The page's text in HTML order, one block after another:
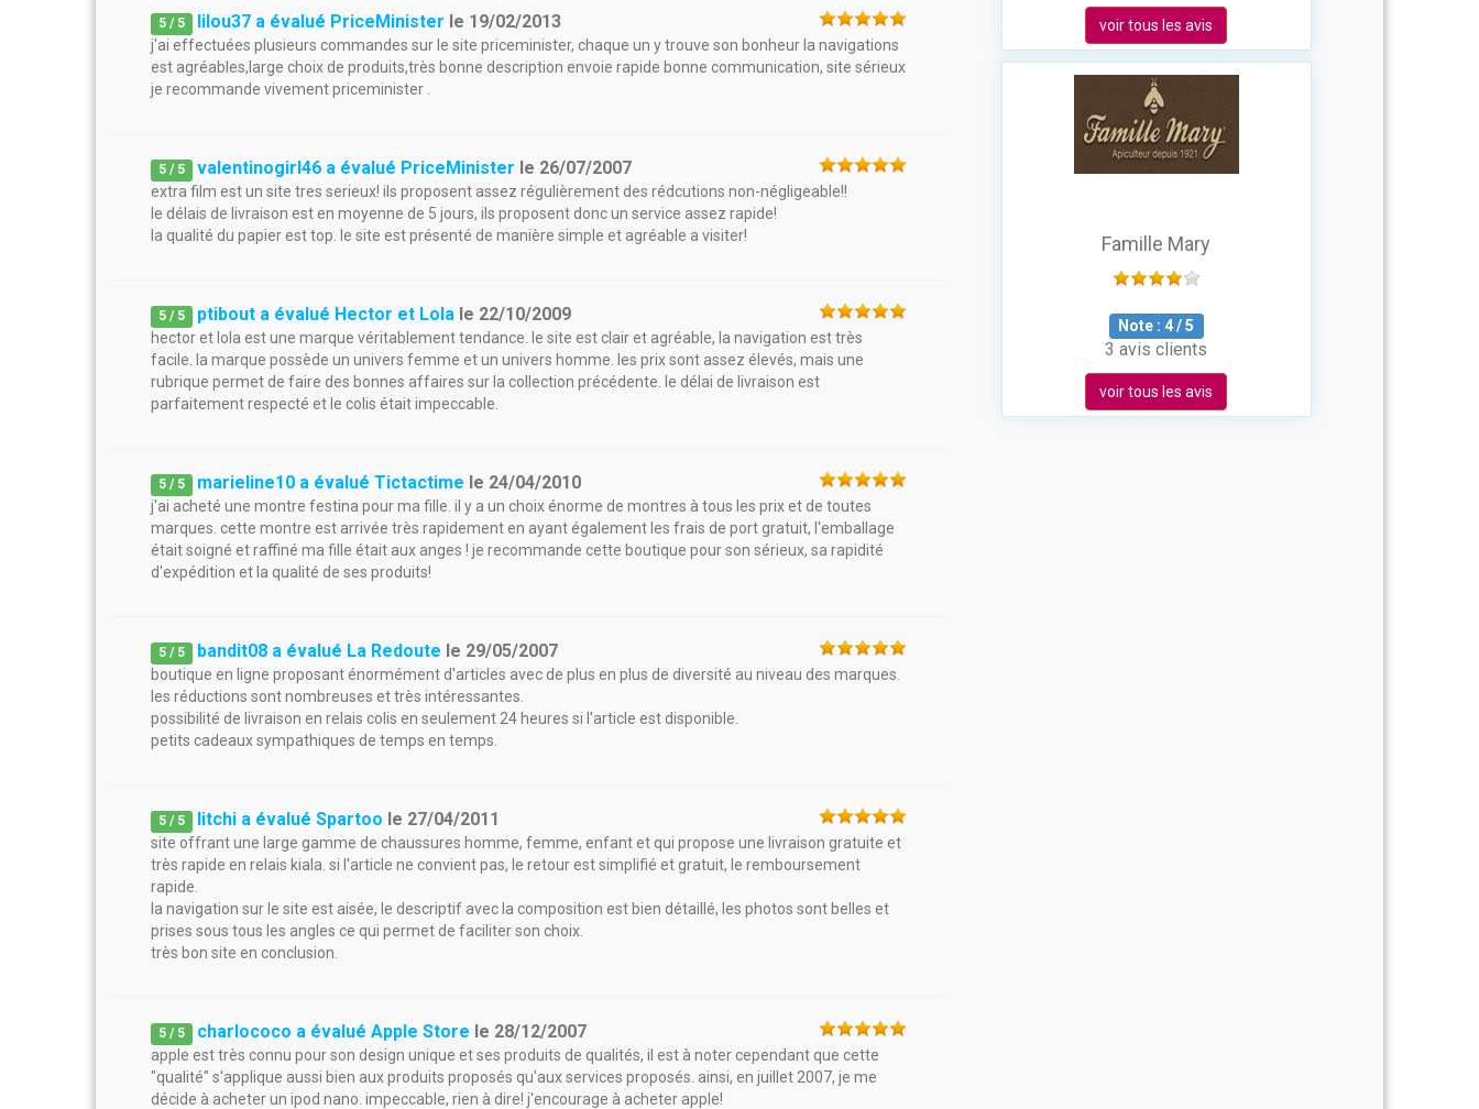
5 / 5 lilou37 a évalué PriceMinister le 19/02/2013
j'ai effectuées plusieurs commandes sur le site priceminister, chaque un y trouve son bonheur la navigations
est agréables,large choix de produits,très bonne description envoie rapide bonne communication, site sérieux
je recommande vivement priceminister .
5 / 5 valentinogirl46 a évalué PriceMinister le 26/07/2007
extra film est un site tres serieux! ils proposent assez régulièrement des rédcutions non-négligeable!!
le délais de livraison est en moyenne de 5 jours, ils proposent donc un service assez rapide!
la qualité du papier est top. le site est présenté de manière simple et agréable a visiter!
5 / 5 ptibout a évalué Hector et Lola le 22/10/2009
hector et lola est une marque véritablement tendance. le site est clair et agréable, la navigation est très
facile. la marque possède un univers femme et un univers homme. les prix sont assez élevés, mais une
rubrique permet de faire des bonnes affaires sur la collection précédente. le délai de livraison est
parfaitement respecté et le colis était impeccable.
5 / 5 marieline10 a évalué Tictactime le 24/04/2010
j'ai acheté une montre festina pour ma fille. il y a un choix énorme de montres à tous les prix et de toutes
marques. cette montre est arrivée très rapidement en ayant également les frais de port gratuit, l'emballage
était soigné et raffiné ma fille était aux anges ! je recommande cette boutique pour son sérieux, sa rapidité
d'expédition et la qualité de ses produits!
5 / 5 bandit08 a évalué La Redoute le 29/05/2007
boutique en ligne proposant énormément d'articles avec de plus en plus de diversité au niveau des marques.
les réductions sont nombreuses et très intéressantes.
possibilité de livraison en relais colis en seulement 24 heures si l'article est disponible.
petits cadeaux sympathiques de temps en temps.
5 / 5 litchi a évalué Spartoo le 27/04/2011
site offrant une large gamme de chaussures homme, femme, enfant et qui propose une livraison gratuite et
très rapide en relais kiala. si l'article ne convient pas, le retour est simplifié et gratuit, le remboursement
rapide.
la navigation sur le site est aisée, le descriptif avec la composition est bien détaillé, les photos sont belles et
prises sous tous les angles ce qui permet de faciliter son choix.
très bon site en conclusion.
5 / 5 charlococo a évalué Apple Store le 28/12/2007
apple est très connu pour son design unique et ses produits de qualités, il est à noter cependant que cette
"qualité" s'applique aussi bien aux produits proposés qu'aux services proposés. ainsi, en juillet 2007, je me
décide à acheter un ipod nano. impeccable, rien à dire! j'encourage à acheter apple!
voir tous les avis
Famille Mary
Note : 4/5
3 avis clients
voir tous les avis